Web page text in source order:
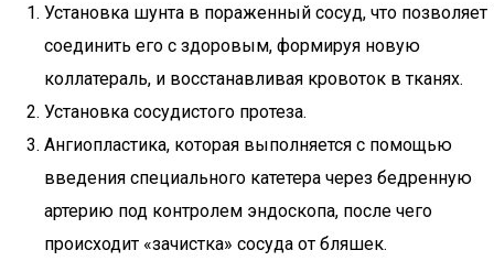
Установка шунта в пораженный сосуд, что позволяет
соединить его с здоровым, формируя новую
коллатераль, и восстанавливая кровоток в тканях.
Установка сосудистого протеза.
Ангиопластика, которая выполняется с помощью
введения специального катетера через бедренную
артерию под контролем эндоскопа, после чего
происходит «зачистка» сосуда от бляшек.